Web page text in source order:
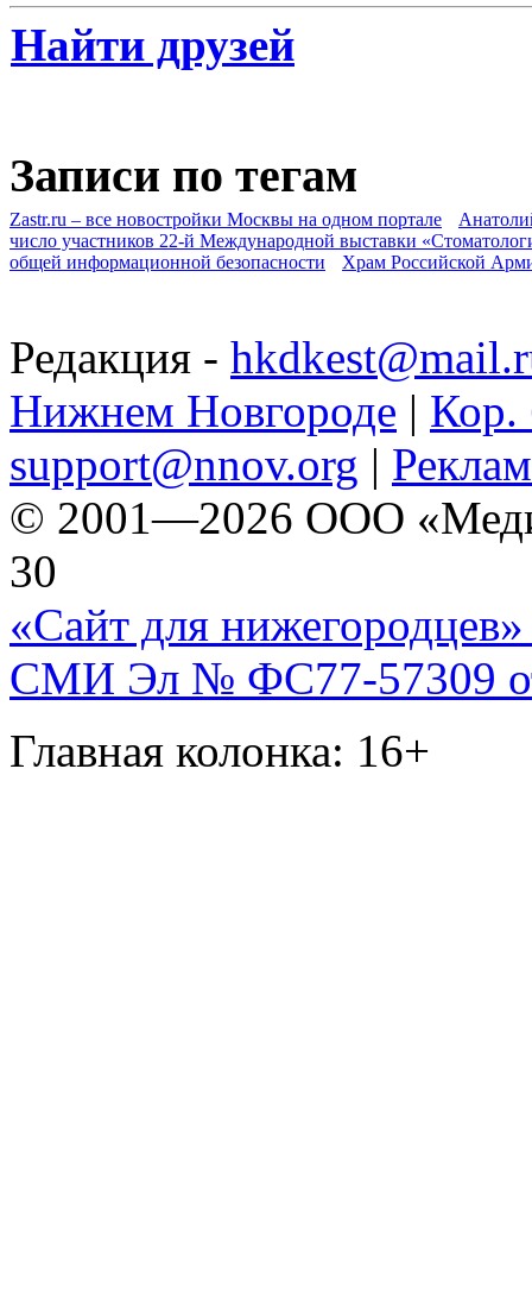
Найти друзей
Записи по тегам
Zastr.ru – все новостройки Москвы на одном портале
число участников 22-й Международной выставки
общей информационной безопасности
Храм Российской
Редакция -
Нижнем Новгороде | Кор.
support@nnov.org |
© 2001—2026 ООО
30
«Сайт для нижегородцев»
СМИ Эл № ФС77-57309
Главная колонка: 16+